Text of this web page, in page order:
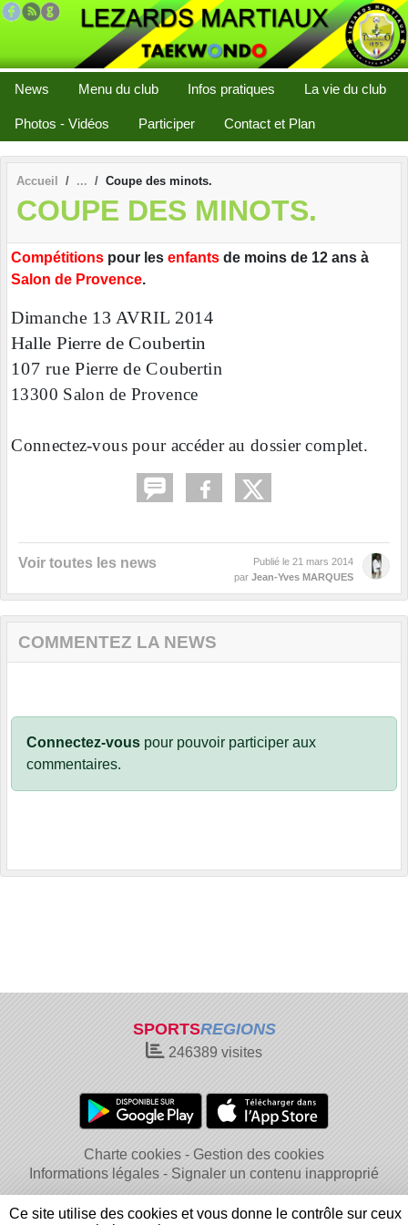
News Menu du club Infos pratiques La vie du club
Photos - Vidéos Participer Contact et Plan
Accueil Coupe des minots.
COUPE DES MINOTS.
Compétitions pour les enfants de moins de 12 ans à
Salon de Provence.
Dimanche 13 AVRIL 2014
Halle Pierre de Coubertin
107 rue Pierre de Coubertin
13300 Salon de Provence
Connectez-vous pour accéder au dossier complet.
Voir toutes les news Publié le 21 mars 2014
par Jean-Yves MARQUES
COMMENTEZ LA NEWS
Connectez-vous pour pouvoir participer aux
commentaires.
SPORTSREGIONS
246389 visites
Charte cookies
Gestion des cookies
Informations légales
Signaler un contenu inapproprié
Panneau de gestion des cookies
Ce site utilise des cookies et vous donne le contrôle sur ceux